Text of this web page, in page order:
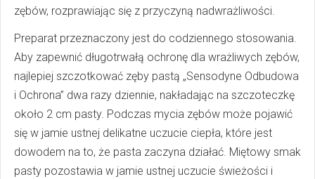
zębów, rozprawiając się z przyczyną nadwrażliwości.
Preparat przeznaczony jest do codziennego stosowania.
Aby zapewnić długotrwałą ochronę dla wrażliwych zębów,
najlepiej szczotkować zęby pastą „Sensodyne Odbudowa
i Ochrona” dwa razy dziennie, nakładając na szczoteczkę
około 2 cm pasty. Podczas mycia zębów może pojawić
się w jamie ustnej delikatne uczucie ciepła, które jest
dowodem na to, że pasta zaczyna działać. Miętowy smak
pasty pozostawia w jamie ustnej uczucie świeżości i